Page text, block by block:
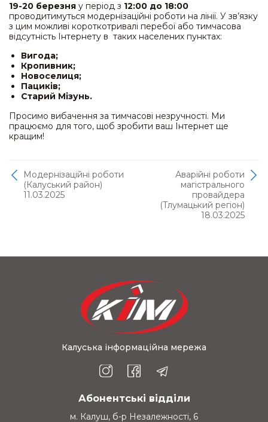
19-20 березня у період з 12:00 до 18:00
проводитимуться модернізаційні роботи на лінії. У зв’язку
з цим можливі короткотривалі перебої або тимчасова
відсутність Інтернету в таких населених пунктах:
Вигода;
Кропивник;
Новоселиця;
Пациків;
Старий Мізунь.
Просимо вибачення за тимчасові незручності. Ми
працюємо для того, щоб зробити ваш Інтернет ще
кращим!
Модернізаційні роботи
(Калуський район)
11.03.2025
Аварійні роботи
магістрального
провайдера
(Тлумацький регіон)
18.03.2025
Калуська інформаційна мережа
Абонентські відділи
м. Калуш, б-р Незалежності, 6